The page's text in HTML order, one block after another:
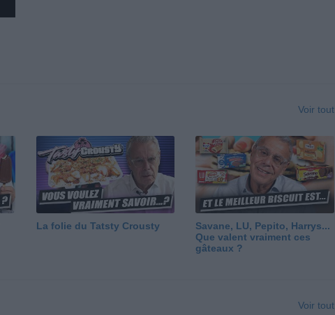
Voir tout
La folie du Tatsty Crousty
Savane, LU, Pepito, Harrys...
Que valent vraiment ces
gâteaux ?
Voir tout